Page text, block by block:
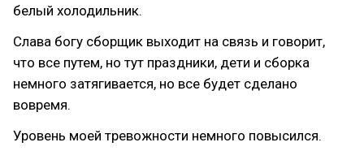
белый холодильник.
Слава богу сборщик выходит на связь и говорит,
что все путем, но тут праздники, дети и сборка
немного затягивается, но все будет сделано
вовремя.
Уровень моей тревожности немного повысился.